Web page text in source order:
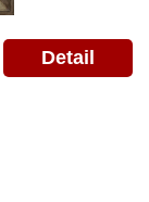
Detail